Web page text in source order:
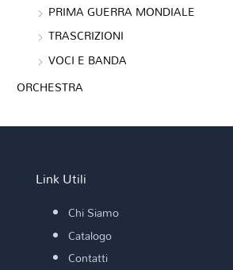
PRIMA GUERRA MONDIALE
TRASCRIZIONI
VOCI E BANDA
ORCHESTRA
Link Utili
Chi Siamo
Catalogo
Contatti